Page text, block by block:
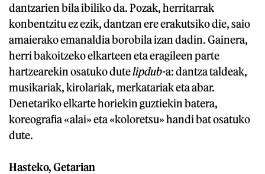
dantzarien bila ibiliko da. Pozak, herritarrak
konbentzitu ez ezik, dantzan ere erakutsiko die, saio
amaierako emanaldia borobila izan dadin. Gainera,
herri bakoitzeko elkarteen eta eragileen parte
hartzearekin osatuko dutelipdub-a: dantza taldeak,
musikariak, kirolariak, merkatariak eta abar.
Denetariko elkarte horiekin guztiekin batera,
koreografia «alai» eta «koloretsu» handi bat osatuko
dute.
Hasteko, Getarian